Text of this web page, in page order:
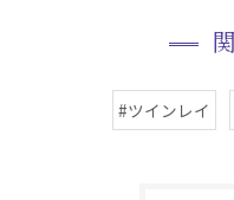
#ツインレイ